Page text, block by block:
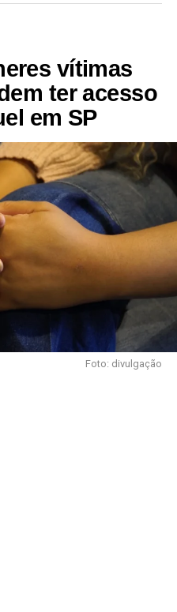
vítimas
ter acesso
em SP
Foto: divulgação